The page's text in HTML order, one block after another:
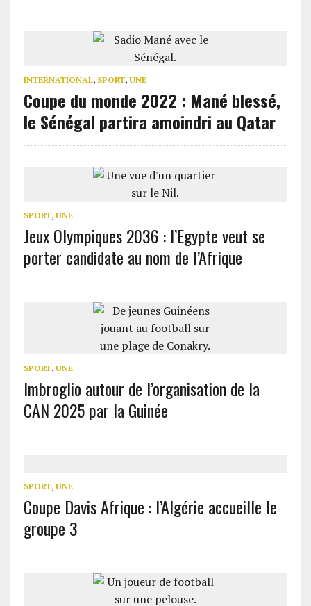
INTERNATIONAL, SPORT, UNE
Coupe du monde 2022 : Mané blessé,
le Sénégal partira amoindri au Qatar
SPORT, UNE
Jeux Olympiques 2036 : l’Egypte veut se
porter candidate au nom de l’Afrique
SPORT, UNE
Imbroglio autour de l’organisation de la
CAN 2025 par la Guinée
SPORT, UNE
Coupe Davis Afrique : l’Algérie accueille le
groupe 3